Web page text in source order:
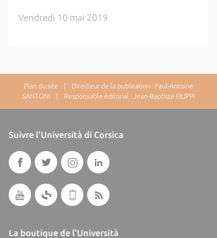
Vendredi 10 mai 2019
Plan du site | Directeur de la publication : Paul-Antoine
SANTONI | Responsable éditorial : Jean-Baptiste FILIPPI
Suivre l'Università di Corsica
La boutique de l'Università